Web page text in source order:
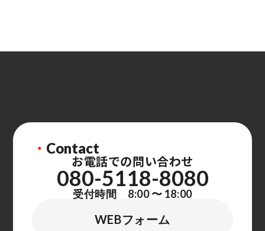
・ Contact
お電話での問い合わせ
080-5118-8080
受付時間 8:00 〜 18:00
WEBフォーム